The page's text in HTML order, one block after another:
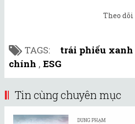
Theo dõi
TAGS: trái phiếu xanh
chính , ESG
Tin cùng chuyên mục
DUNG PHẠM